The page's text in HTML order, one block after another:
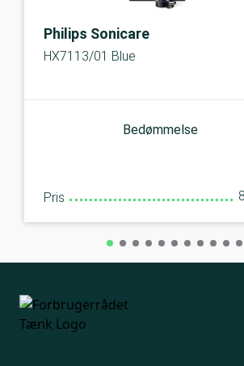
Philips Sonicare
HX7113/01 Blue
Bedømmelse
Pris